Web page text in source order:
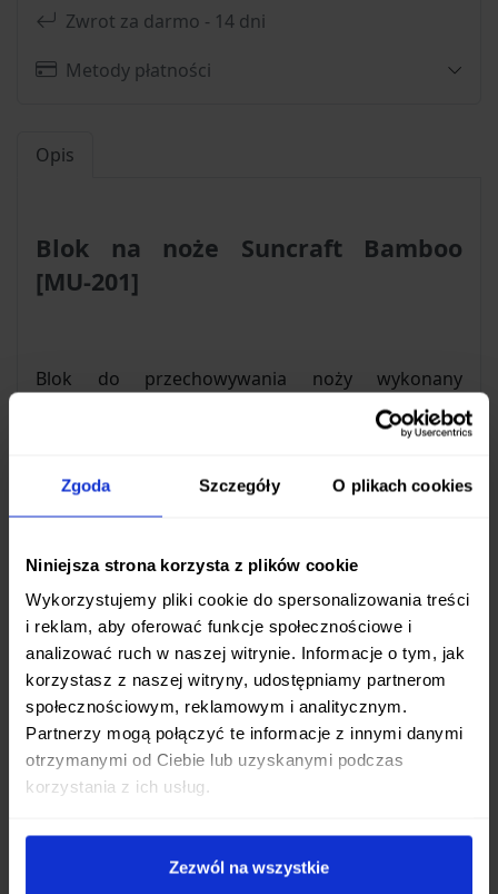
Zgoda Szczegóły O plikach cookies
Niniejsza strona korzysta z plików cookie
Wykorzystujemy pliki cookie do spersonalizowania treści
i reklam, aby oferować funkcje społecznościowe i
analizować ruch w naszej witrynie. Informacje o tym, jak
korzystasz z naszej witryny, udostępniamy partnerom
społecznościowym, reklamowym i analitycznym.
Partnerzy mogą połączyć te informacje z innymi danymi
otrzymanymi od Ciebie lub uzyskanymi podczas
korzystania z ich usług.
Zezwól na wszystkie
Zwrot za darmo - 14 dni
Metody płatności
Opis
Blok na noże Suncraft Bamboo
[MU-201]
Blok do przechowywania noży wykonany
z trwałego drewna bambusowego, dla
wzmocnienia karbonizowanego. Posiada siedem
ostrzy. Dla większej stabilności blok wyposażono
Wymiary:
długość: 312 mm
wysokość: 256 mm
szerokość: 86 mm